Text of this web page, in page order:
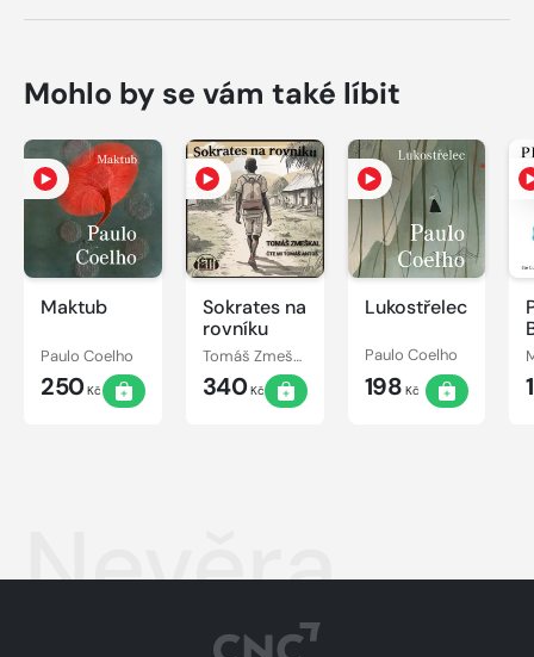
Mohlo by se vám také líbit
Maktub
Paulo Coelho
250Kč
Sokrates na
rovníku
Tomáš Zmeškal
340Kč
Lukostřelec
Paulo Coelho
198 Kč
Nevěra